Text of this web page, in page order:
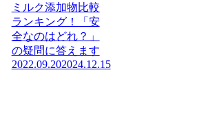
ミルク添加物比較
ランキング！「安
全なのはどれ？」
の疑問に答えます
2022.09.202024.12.15